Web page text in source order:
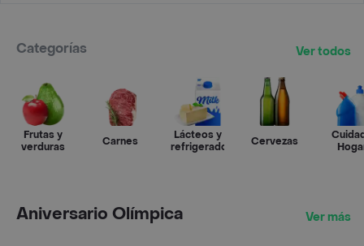
Categorías Ver todos
Frutas y
verduras
Carnes
Lácteos y
refrigerados
Cervezas
Aniversario Olímpica Ver más